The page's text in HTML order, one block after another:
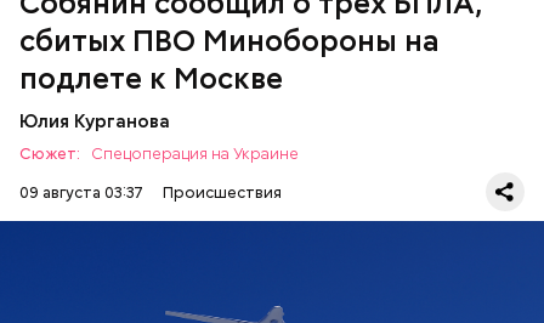
сбитых ПВО Минобороны на
подлете к Москве
Юлия Курганова
Сюжет:
Спецоперация на Украине
09 августа 03:37
Происшествия
девятилетнему мальчику и троим взрослым.